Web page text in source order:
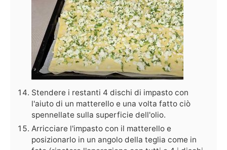
Stendere i restanti 4 dischi di impasto con
l'aiuto di un matterello e una volta fatto ciò
spennellate sulla superficie dell'olio.
Arricciare l'impasto con il matterello e
posizionarlo in un angolo della teglia come in